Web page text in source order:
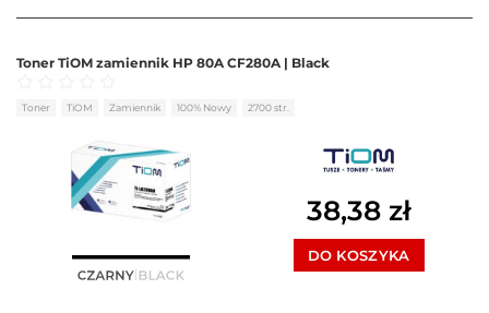
Toner TiOM zamiennik HP 80A CF280A | Black
Oceniono0na 5
Toner TiOM Zamiennik 100% Nowy 2700 str.
38,38 zł
DO KOSZYKA